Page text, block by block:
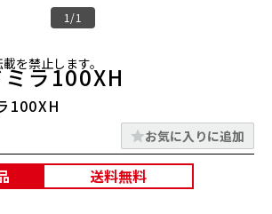
1/1
を禁止します。
ラ100XH
100XH
お気に入りに追加
送料無料